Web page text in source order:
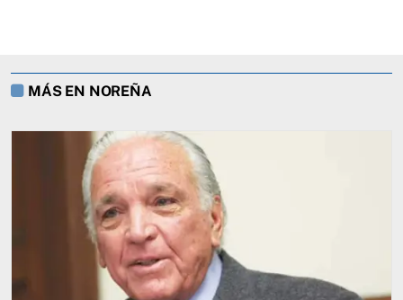
MÁS EN NOREÑA